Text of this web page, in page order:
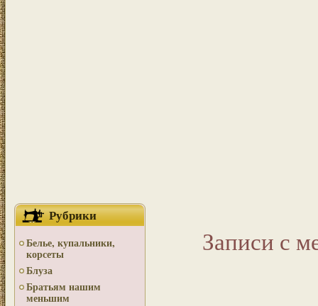
Рубрики
Белье, купальники,
корсеты
Блуза
Братьям нашим
меньшим
Записи с